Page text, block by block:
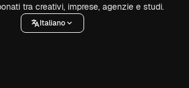
tra creativi, imprese, agenzie e studi.
Italiano